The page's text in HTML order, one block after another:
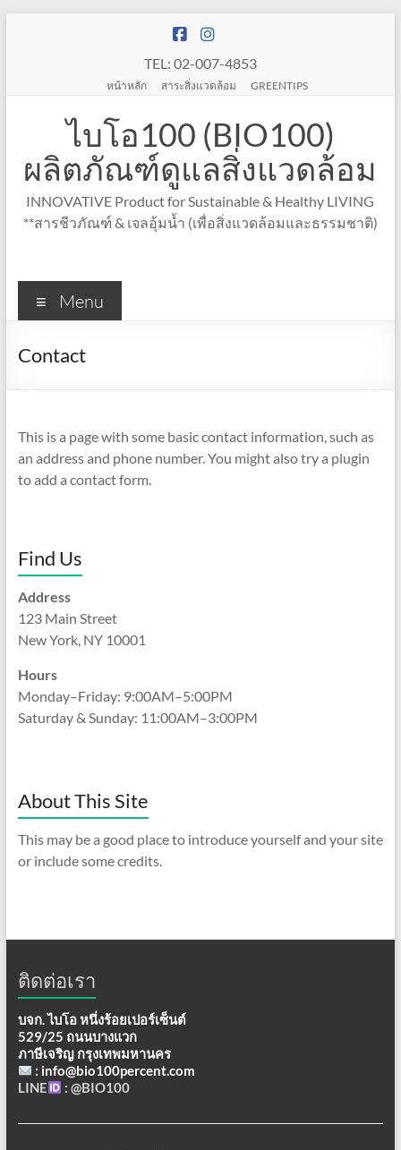
TEL: 02-007-4853
หน้าหลัก สาระสิ่งแวดล้อม GREENTIPS
ไบโอ100 (BIO100)
ผลิตภัณฑ์ดูแลสิ่งแวดล้อม
INNOVATIVE Product for Sustainable & Healthy LIVING
**สารชีวภัณฑ์ & เจลอุ้มน้ำ (เพื่อสิ่งแวดล้อมและธรรมชาติ)
Menu
Contact
This is a page with some basic contact information, such as
an address and phone number. You might also try a plugin
to add a contact form.
Find Us
Address
123 Main Street
New York, NY 10001
Hours
Monday–Friday: 9:00AM–5:00PM
Saturday & Sunday: 11:00AM–3:00PM
About This Site
This may be a good place to introduce yourself and your site
or include some credits.
ติดต่อเรา
บจก. ไบโอ หนึ่งร้อยเปอร์เซ็นต์
529/25 ถนนบางแวก
ภาษีเจริญ กรุงเทพมหานคร
: info@bio100percent.com
LINE
: @BIO100